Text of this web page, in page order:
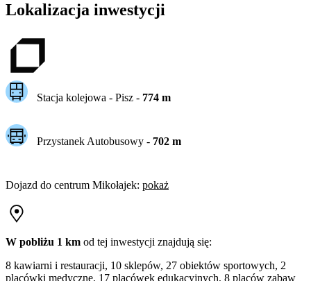
Lokalizacja inwestycji
Stacja kolejowa - Pisz- 774m
Przystanek Autobusowy - 702m
Dojazd do centrum Mikołajek: pokaż
W pobliżu 1 km od tej inwestycji znajdują się:
8 kawiarni i restauracji, 10 sklepów, 27 obiektów sportowych, 2
placówki medyczne, 17 placówek edukacyjnych, 8 placów zabaw